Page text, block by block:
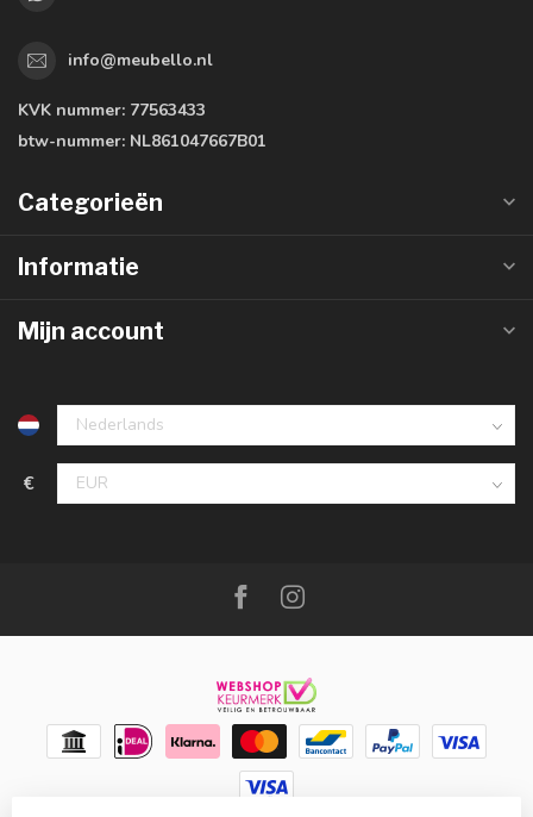
info@meubello.nl
KVK nummer: 77563433
btw-nummer: NL861047667B01
Categorieën
Informatie
Mijn account
€